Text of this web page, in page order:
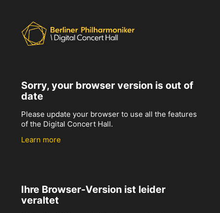
Sorry, your browser version is out of
date
Please update your browser to use all the features
of the Digital Concert Hall.
Learn more
Ihre Browser-Version ist leider
veraltet